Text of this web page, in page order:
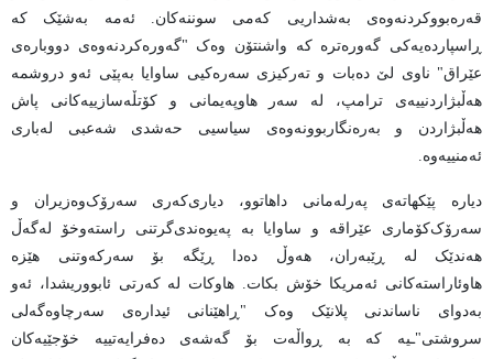
قەرەبووکردنەوەی بەشداریی کەمی سوننەکان. ئەمە بەشێک کە
ڕاسپاردەیەکی گەورەترە کە واشنتۆن وەک "گەورەکردنەوەی دووبارەی
عێراق" ناوی لێ دەبات و تەرکیزی سەرەکیی ساوایا بەپێی ئەو دروشمە
هەڵبژاردنییەی ترامپ، لە سەر هاوپەیمانی و کۆتڵەسازییەکانی پاش
هەڵبژاردن و بەرەنگاربوونەوەی سیاسیی حەشدی شەعبی لەباری
ئەمنییەوە.
دیارە پێکهاتەی پەرلەمانی داهاتوو، دیاری‌کەری سەرۆک‌وەزیران و
سەرۆک‌کۆماری عێراقە و ساوایا بە پەیوەندی‌گرتنی راستەوخۆ لەگەڵ
هەندێک لە ڕێبەران، هەوڵ دەدا ڕێگە بۆ سەرکەوتنی هێزە
هاوئاراستەکانی ئەمریکا خۆش بکات. هاوکات لە کەرتی ئابووریشدا، ئەو
بەدوای ناساندنی پلانێک وەک "ڕاهێنانی ئیدارەی سەرچاوەگەلی
سروشتی"ـیە کە بە ڕواڵەت بۆ گەشەی دەفرایەتییە خۆجێیەکان